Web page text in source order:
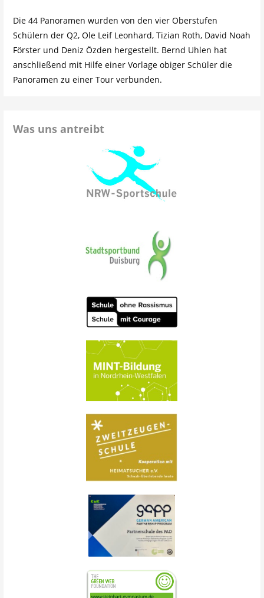
Die 44 Panoramen wurden von den vier Oberstufen
Schülern der Q2, Ole Leif Leonhard, Tizian Roth, David Noah
Förster und Deniz Özden hergestellt. Bernd Uhlen hat
anschließend mit Hilfe einer Vorlage obiger Schüler die
Panoramen zu einer Tour verbunden.
Was uns antreibt